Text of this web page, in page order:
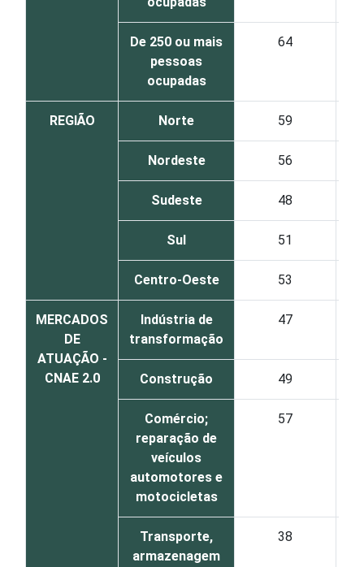
De 250 ou mais
pessoas
ocupadas
64
REGIÃO Norte 59
Nordeste 56
Sudeste 48
Sul 51
Centro-Oeste 53
MERCADOS
DE
ATUAÇÃO -
CNAE 2.0
Indústria de
transformação
47
Construção 49
Comércio;
reparação de
veículos
automotores e
motocicletas
57
Transporte,
armazenagem
38